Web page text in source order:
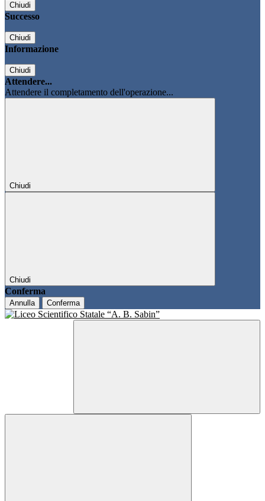
Chiudi
Successo
Chiudi
Informazione
Chiudi
Attendere...
Attendere il completamento dell'operazione...
Chiudi
Chiudi
Conferma
Annulla Conferma